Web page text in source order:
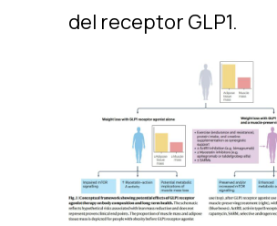
del receptor GLP1.